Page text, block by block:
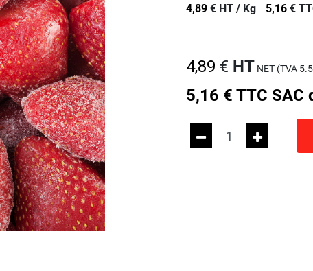
4,89 € HT / Kg 5,16 €
4,89 € HT NET (TVA
5,16 € TTC SAC